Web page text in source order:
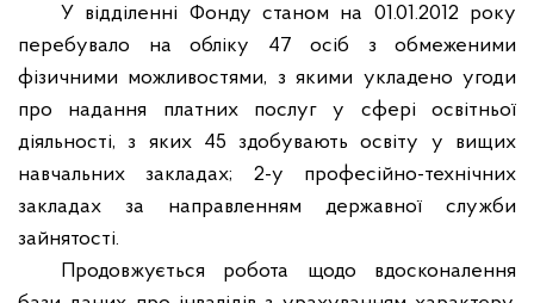
У відділенні Фонду станом на 01.01.2012 року
перебувало на обліку 47 осіб з обмеженими
фізичними можливостями, з якими укладено угоди
про надання платних послуг у сфері освітньої
діяльності, з яких 45 здобувають освіту у вищих
навчальних закладах; 2-у професійно-технічних
закладах за направленням державної служби
зайнятості.
Продовжується робота щодо вдосконалення